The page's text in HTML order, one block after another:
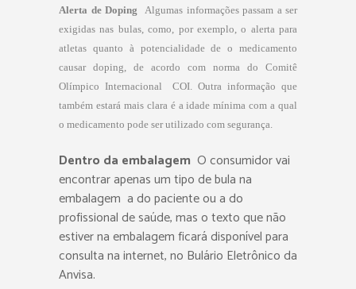
Alerta de Doping 
Algumas informações passam a ser
exigidas nas bulas, como, por exemplo, o alerta para
atletas quanto à potencialidade de o medicamento
causar doping, de acordo com norma do Comitê
Olímpico Internacional  COI. Outra informação que
também estará mais clara é a idade mínima com a qual
o medicamento pode ser utilizado com segurança.
Dentro da embalagem  O consumidor vai
encontrar apenas um tipo de bula na
embalagem  a do paciente ou a do
profissional de saúde, mas o texto que não
estiver na embalagem ficará disponível para
consulta na internet, no Bulário Eletrônico da
Anvisa.